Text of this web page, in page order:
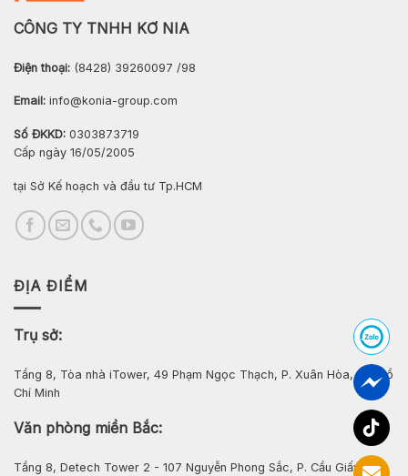
CÔNG TY TNHH KƠ NIA
Điện thoại: (8428) 39260097 /98
Email: info@konia-group.com
Số ĐKKD: 0303873719
Cấp ngày 16/05/2005
tại Sở Kế hoạch và đầu tư Tp.HCM
ĐỊA ĐIỂM
Trụ sở:
Tầng 8, Tòa nhà iTower, 49 Phạm Ngọc Thạch, P. Xuân Hòa, Tp. Hồ
Chí Minh
Văn phòng miền Bắc:
Tầng 8, Detech Tower 2 - 107 Nguyễn Phong Sắc, P. Cầu Giấy, Hà